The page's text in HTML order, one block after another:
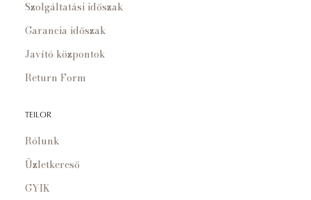
Szolgáltatási időszak
Garancia időszak
Javító központok
Return Form
TEILOR
Rólunk
Üzletkereső
GYIK